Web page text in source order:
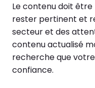
Le contenu doit
rester pertinent et
secteur et des
contenu actualisé
recherche que
confiance.